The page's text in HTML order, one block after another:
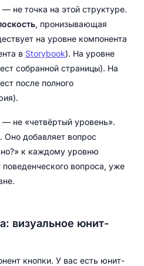
не точка на этой структуре.
, пронизывающая
на уровне компонента
в Storybook). На уровне
собранной страницы). На
после полного
— не «четвёртый уровень».
Оно добавляет вопрос
к каждому уровню
вопроса, уже
визуальное юнит-
кнопки. У вас есть юнит-